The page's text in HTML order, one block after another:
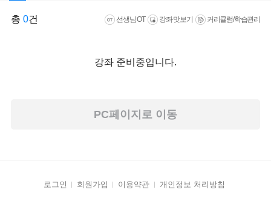
총 0건 선생님 OT 강좌 맛보기 커리큘럼/학습관리
강좌 준비중입니다.
PC페이지로 이동
로그인 회원가입 이용약관 개인정보 처리방침